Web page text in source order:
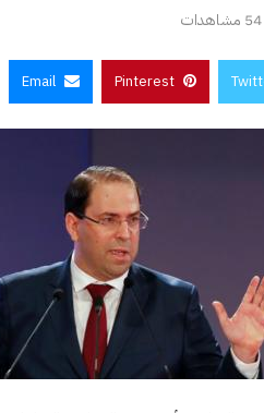
54 مشاهدات
Pinterest
Email